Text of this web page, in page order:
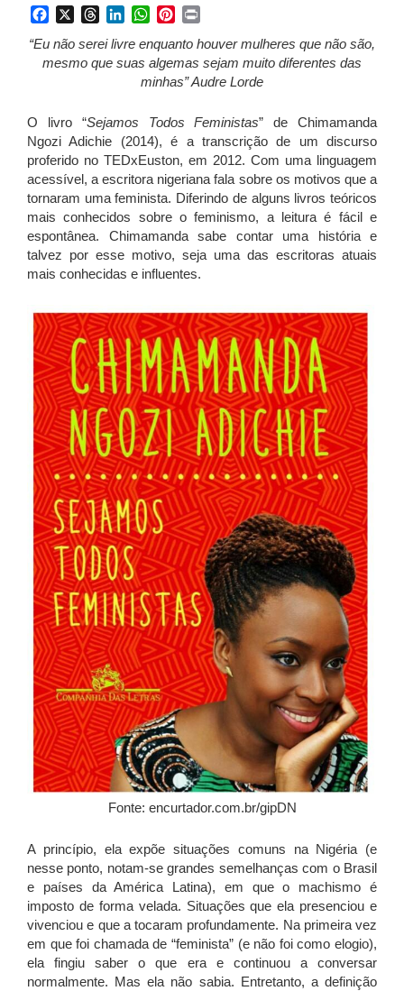
FacebookThreadsLinkedInWhatsApp
Pinterest
“Eu não serei livre enquanto houver mulheres que não são,
mesmo que suas algemas sejam muito diferentes das
minhas” Audre Lorde
O livro “Sejamos Todos Feministas” de Chimamanda
Ngozi Adichie (2014), é a transcrição de um discurso
proferido no TEDxEuston, em 2012. Com uma linguagem
acessível, a escritora nigeriana fala sobre os motivos que a
tornaram uma feminista. Diferindo de alguns livros teóricos
mais conhecidos sobre o feminismo, a leitura é fácil e
espontânea. Chimamanda sabe contar uma história e
talvez por esse motivo, seja uma das escritoras atuais
mais conhecidas e influentes.
Fonte: encurtador.com.br/gipDN
A princípio, ela expõe situações comuns na Nigéria (e
nesse ponto, notam-se grandes semelhanças com o Brasil
e países da América Latina), em que o machismo é
imposto de forma velada. Situações que ela presenciou e
vivenciou e que a tocaram profundamente. Na primeira vez
em que foi chamada de “feminista” (e não foi como elogio),
ela fingiu saber o que era e continuou a conversar
normalmente. Mas ela não sabia. Entretanto, a definição